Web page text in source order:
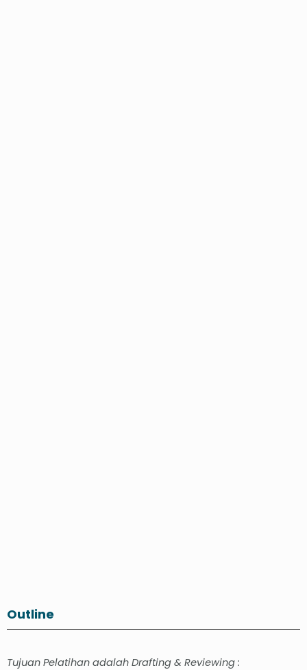
Outline
Tujuan Pelatihan adalah Drafting & Reviewing :